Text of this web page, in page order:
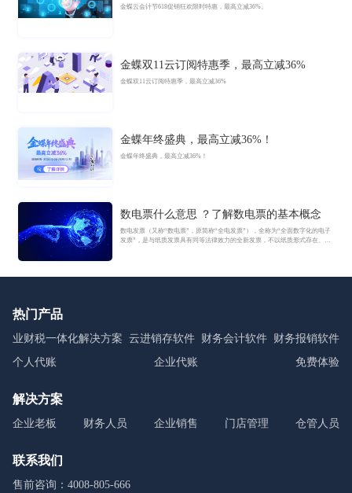
立减36%
金蝶云会计节618促销狂欢限时特惠，最高立减36%。
金蝶双11云订阅特惠季，最高立减36%
金蝶双11云订阅特惠季，最高立减36%
金蝶年终盛典，最高立减36%！
金蝶年终盛典，最高立减36%！
数电票什么意思 ？了解数电票的基本概念
数电发票（又称“数电票”，原简称“全电发票”），全称为“全面数字化的电子
发票”，是与纸质发票具有同等法律效力的全新发票，不以纸质形式存在、不
热门产品
业财税一体化解决方案 云进销存软件 财务会计软件 财务报销软件
个人代账
企业代账 免费体验
解决方案
企业老板 财务人员 企业销售 门店管理 仓管人员
联系我们
售前咨询：4008-805-666